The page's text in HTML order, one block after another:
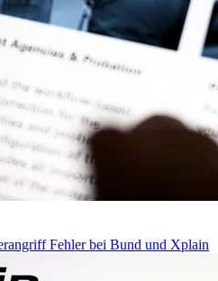
Fehler bei Bund und Xplain